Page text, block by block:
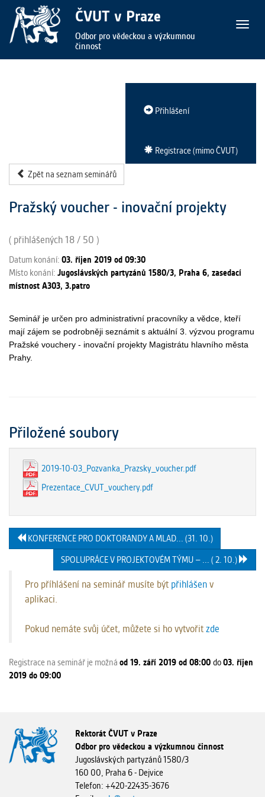
ČVUT v Praze
Odbor pro vědeckou a výzkumnou
činnost
Přihlášení
Registrace (mimo ČVUT)
Zpět na seznam seminářů
Pražský voucher - inovační projekty
( přihlášených 18 / 50 )
Datum konání: 03. říjen 2019 od 09:30
Místo konání: Jugoslávských partyzánů 1580/3, Praha 6, zasedací
místnost A303, 3.patro
Seminář je určen pro administrativní pracovníky a vědce, kteří
mají zájem se podrobněji seznámit s aktuální 3. výzvou programu
Pražské vouchery - inovační projekty Magistrátu hlavního města
Prahy.
Přiložené soubory
2019-10-03_Pozvanka_Prazsky_voucher.pdf
Prezentace_CVUT_vouchery.pdf
KONFERENCE PRO DOKTORANDY A MLAD... (31. 10.)
SPOLUPRÁCE V PROJEKTOVÉM TÝMU – ... ( 2. 10.)
Pro příhlášení na seminář musíte být přihlášen v
aplikaci.
Pokud nemáte svůj účet, můžete si ho vytvořit zde
Registrace na seminář je možná od 19. září 2019 od 08:00 do03. říjen
2019 do 09:00
Rektorát ČVUT v Praze
Odbor pro vědeckou a výzkumnou činnost
Jugoslávských partyzánů 1580/3
160 00, Praha 6 - Dejvice
Telefon: +420-22435-3676